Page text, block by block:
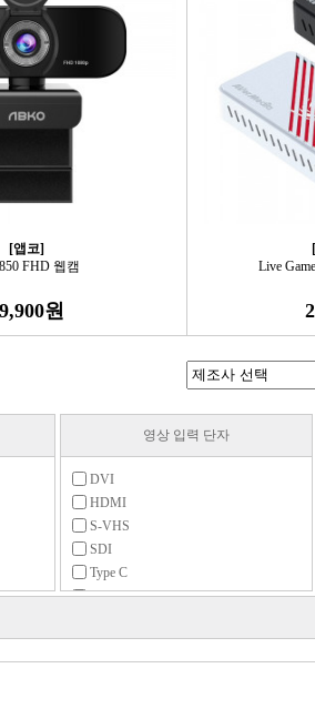
[앱코]
FHD 웹캠
원
Live
영상 입력 단자
DVI
HDMI
S-VHS
SDI
Type C
컴포넌트